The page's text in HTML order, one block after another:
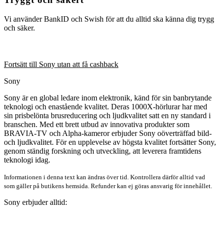
Vi använder BankID och Swish för att du alltid ska känna dig trygg
och säker.
Fortsätt till Sony utan att få cashback
Sony
Sony är en global ledare inom elektronik, känd för sin banbrytande
teknologi och enastående kvalitet. Deras 1000X-hörlurar har med
sin prisbelönta brusreducering och ljudkvalitet satt en ny standard i
branschen. Med ett brett utbud av innovativa produkter som
BRAVIA-TV och Alpha-kameror erbjuder Sony oöverträffad bild-
och ljudkvalitet. För en upplevelse av högsta kvalitet fortsätter Sony,
genom ständig forskning och utveckling, att leverera framtidens
teknologi idag.
Informationen i denna text kan ändras över tid. Kontrollera därför alltid vad
som gäller på butikens hemsida. Refunder kan ej göras ansvarig för innehållet.
Sony erbjuder alltid: